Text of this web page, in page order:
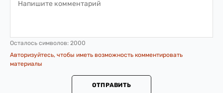
Осталось символов: 2000
Авторизуйтесь, чтобы иметь возможность комментировать
материалы
ОТПРАВИТЬ